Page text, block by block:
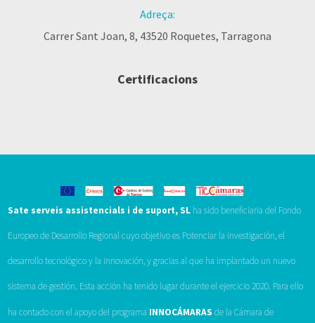
Adreça:
Carrer Sant Joan, 8, 43520 Roquetes, Tarragona
Certificacions
Sate serveis assistencials i de suport, SL ha sido beneficiaria del Fondo
Europeo de Desarrollo Regional cuyo objetivo es Potenciar la investigación, el
desarrollo tecnológico y la innovación, y gracias al que ha implantado un nuevo
sistema de gestión. Esta acción ha tenido lugar durante el ejercicio 2020. Para ello
ha contado con el apoyo del programa INNOCÁMARAS de la Cámara de